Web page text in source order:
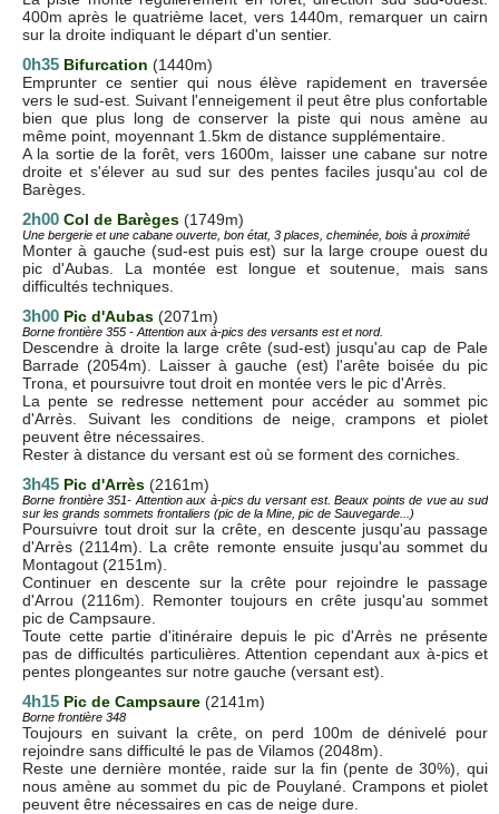
400m après le quatrième lacet, vers 1440m, remarquer un cairn
sur la droite indiquant le départ d'un sentier.
0h35 Bifurcation (1440m)
Emprunter ce sentier qui nous élève rapidement en traversée
vers le sud-est. Suivant l'enneigement il peut être plus confortable
bien que plus long de conserver la piste qui nous amène au
même point, moyennant 1.5km de distance supplémentaire.
A la sortie de la forêt, vers 1600m, laisser une cabane sur notre
droite et s'élever au sud sur des pentes faciles jusqu'au col de
Barèges.
2h00 Col de Barèges (1749m)
Une bergerie et une cabane ouverte, bon état, 3 places, cheminée, bois à proximité
Monter à gauche (sud-est puis est) sur la large croupe ouest du
pic d'Aubas. La montée est longue et soutenue, mais sans
difficultés techniques.
3h00 Pic d'Aubas (2071m)
Borne frontière 355 - Attention aux à-pics des versants est et nord.
Descendre à droite la large crête (sud-est) jusqu'au cap de Pale
Barrade (2054m). Laisser à gauche (est) l'arête boisée du pic
Trona, et poursuivre tout droit en montée vers le pic d'Arrès.
La pente se redresse nettement pour accéder au sommet pic
d'Arrès. Suivant les conditions de neige, crampons et piolet
peuvent être nécessaires.
Rester à distance du versant est où se forment des corniches.
3h45 Pic d'Arrès (2161m)
Borne frontière 351- Attention aux à-pics du versant est. Beaux points de vue au sud
sur les grands sommets frontaliers (pic de la Mine, pic de Sauvegarde...)
Poursuivre tout droit sur la crête, en descente jusqu'au passage
d'Arrès (2114m). La crête remonte ensuite jusqu'au sommet du
Montagout (2151m).
Continuer en descente sur la crête pour rejoindre le passage
d'Arrou (2116m). Remonter toujours en crête jusqu'au sommet
pic de Campsaure.
Toute cette partie d'itinéraire depuis le pic d'Arrès ne présente
pas de difficultés particulières. Attention cependant aux à-pics et
pentes plongeantes sur notre gauche (versant est).
4h15 Pic de Campsaure (2141m)
Borne frontière 348
Toujours en suivant la crête, on perd 100m de dénivelé pour
rejoindre sans difficulté le pas de Vilamos (2048m).
Reste une dernière montée, raide sur la fin (pente de 30%), qui
nous amène au sommet du pic de Pouylané. Crampons et piolet
peuvent être nécessaires en cas de neige dure.